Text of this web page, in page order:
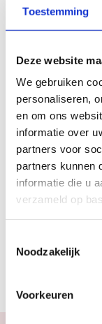
Toestemming
Deze website
We gebruiken
personaliseren,
en om ons
informatie over
partners voor
partners kunnen
informatie die u
verzameld op
Noodzakelijk
Voorkeuren
TOURS &
#UPAS